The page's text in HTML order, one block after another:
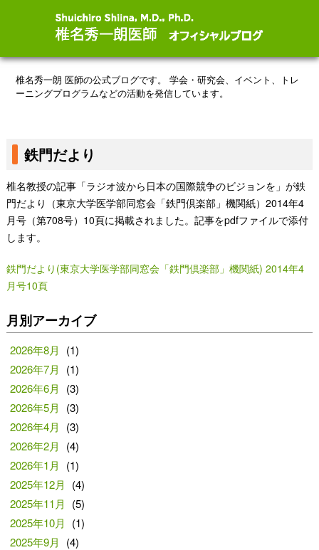
椎名秀一朗 医師の公式ブログです。
学会・研究会、イベント、トレ
ーニングプログラムなどの活動を発信しています。
鉄門だより
椎名教授の記事「ラジオ波から日本の国際競争のビジョンを」が鉄
門だより（東京大学医学部同窓会「鉄門倶楽部」機関紙）2014年4
月号（第708号）10頁に掲載されました。記事をpdfファイルで添付
します。
鉄門だより(東京大学医学部同窓会「鉄門倶楽部」機関紙) 2014年4
月号10頁
月別アーカイブ
2026年8月
(1)
2026年7月
(1)
2026年6月
(3)
2026年5月
(3)
2026年4月
(3)
2026年2月
(4)
2026年1月
(1)
2025年12月
(4)
2025年11月
(5)
2025年10月
(1)
2025年9月
(4)